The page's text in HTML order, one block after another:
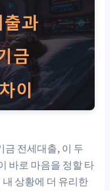
금 전세대출, 이 두
바로 마음을 정할 타
내 상황에 더 유리한